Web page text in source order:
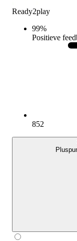
Ready2play
99%
Positieve
852